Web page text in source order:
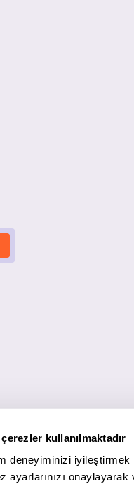
kullanılmaktadır
deneyiminizi
ayarlarınızı